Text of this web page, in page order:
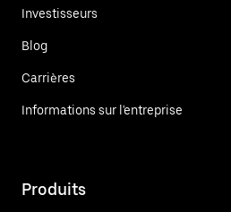
Investisseurs
Blog
Carrières
Informations sur l'entreprise
Produits